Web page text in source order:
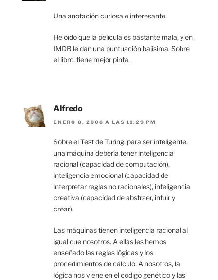
Una anotación curiosa e interesante.
He oído que la película es bastante mala, y en
IMDB le dan una puntuación bajísima. Sobre
el libro, tiene mejor pinta.
Alfredo
ENERO 8, 2006 A LAS 11:29 PM
Sobre el Test de Turing: para ser inteligente,
una máquina debería tener inteligencia
racional (capacidad de computación),
inteligencia emocional (capacidad de
interpretar reglas no racionales), inteligencia
creativa (capacidad de abstraer, intuir y
crear).
Las máquinas tienen inteligencia racional al
igual que nosotros. A ellas les hemos
enseñado las reglas lógicas y los
procedimientos de cálculo. A nosotros, la
lógica nos viene en el código genético y las